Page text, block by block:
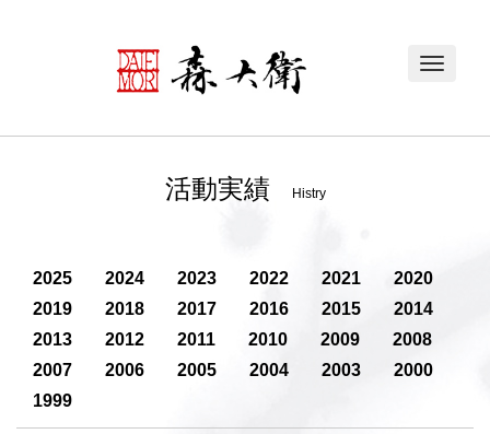
Toggle
活動実績 Histry
2025 2024 2023 2022 2021
2020
2019
2018 2017 2016 2015
2014
2013
2012 2011 2010 2009
2008
2007
2006 2005 2004 2003
2000
1999